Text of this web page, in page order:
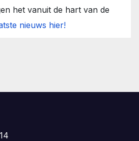
het vanuit de hart van de
nieuws hier!